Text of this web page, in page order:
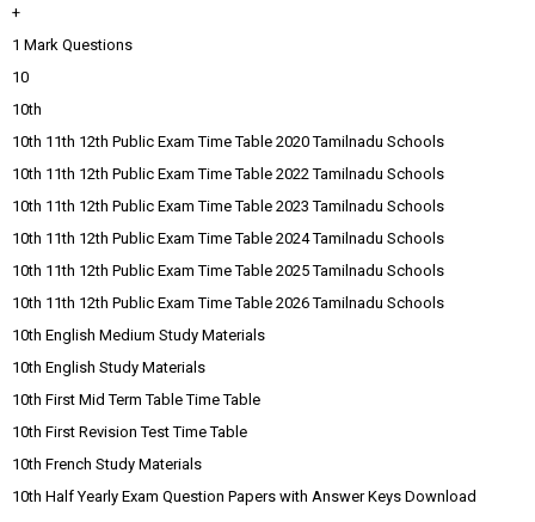
+
1 Mark Questions
10
10th
10th 11th 12th Public Exam Time Table 2020 Tamilnadu Schools
10th 11th 12th Public Exam Time Table 2022 Tamilnadu Schools
10th 11th 12th Public Exam Time Table 2023 Tamilnadu Schools
10th 11th 12th Public Exam Time Table 2024 Tamilnadu Schools
10th 11th 12th Public Exam Time Table 2025 Tamilnadu Schools
10th 11th 12th Public Exam Time Table 2026 Tamilnadu Schools
10th English Medium Study Materials
10th English Study Materials
10th First Mid Term Table Time Table
10th First Revision Test Time Table
10th French Study Materials
10th Half Yearly Exam Question Papers with Answer Keys Download